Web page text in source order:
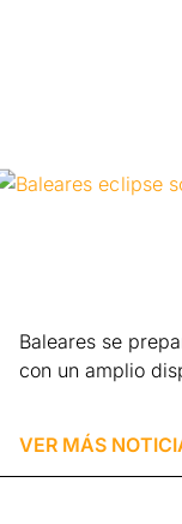
Baleares se
con un amplio
VER MÁS